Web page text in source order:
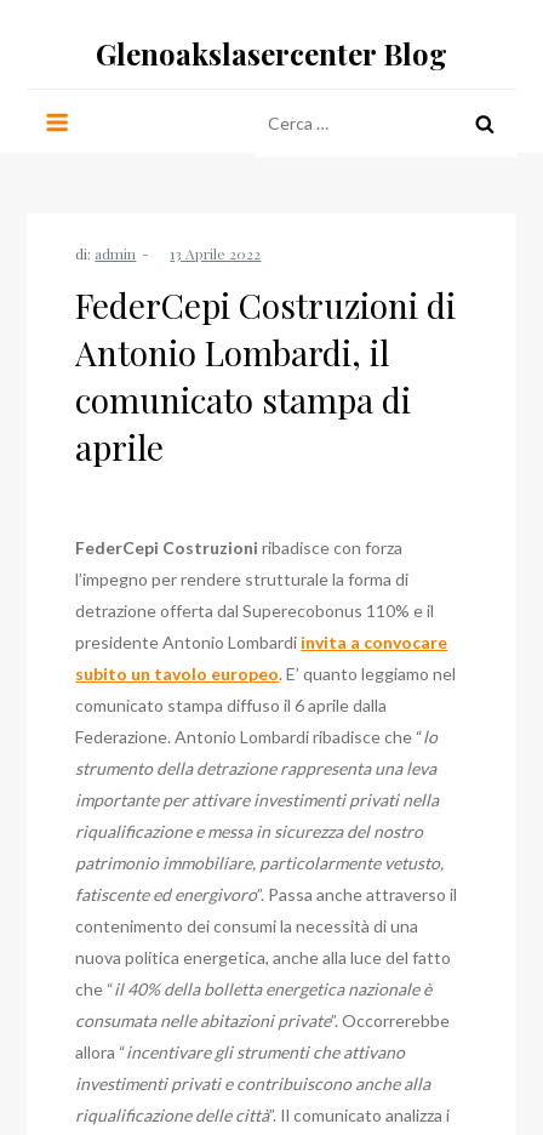
Glenoakslasercenter Blog
per:
di: admin
FederCepi Costruzioni di
Antonio Lombardi, il
comunicato stampa di
aprile
FederCepi Costruzioni ribadisce con forza
l’impegno per rendere strutturale la forma di
detrazione offerta dal Superecobonus 110% e il
presidente Antonio Lombardi invita a convocare
subito un tavolo europeo. E’ quanto leggiamo nel
comunicato stampa diffuso il 6 aprile dalla
Federazione. Antonio Lombardi ribadisce che “lo
strumento della detrazione rappresenta una leva
importante per attivare investimenti privati nella
riqualificazione e messa in sicurezza del nostro
patrimonio immobiliare, particolarmente vetusto,
fatiscente ed energivoro”. Passa anche attraverso il
contenimento dei consumi la necessità di una
nuova politica energetica, anche alla luce del fatto
che “il 40% della bolletta energetica nazionale è
consumata nelle abitazioni private”. Occorrerebbe
allora “incentivare gli strumenti che attivano
investimenti privati e contribuiscono anche alla
riqualificazione delle città”. Il comunicato analizza i